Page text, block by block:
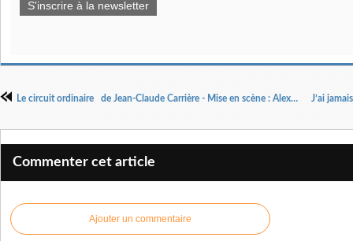
S'inscrire à la newsletter
Le circuit ordinaire de Jean-Claude Carrière - Mise en scène : Alexandre Tchobanoff
Commenter cet article
Ajouter un commentaire